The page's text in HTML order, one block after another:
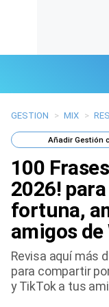
Últimas Noticias
Mi Bolsillo
Respuestas
Gente
Vida Laboral
Tendencias Mix
GESTION > MIX >
AñadirGestión
100
2026!
fortuna,
amigos
Revisa aquí más
para compartir
y TikTok a tus